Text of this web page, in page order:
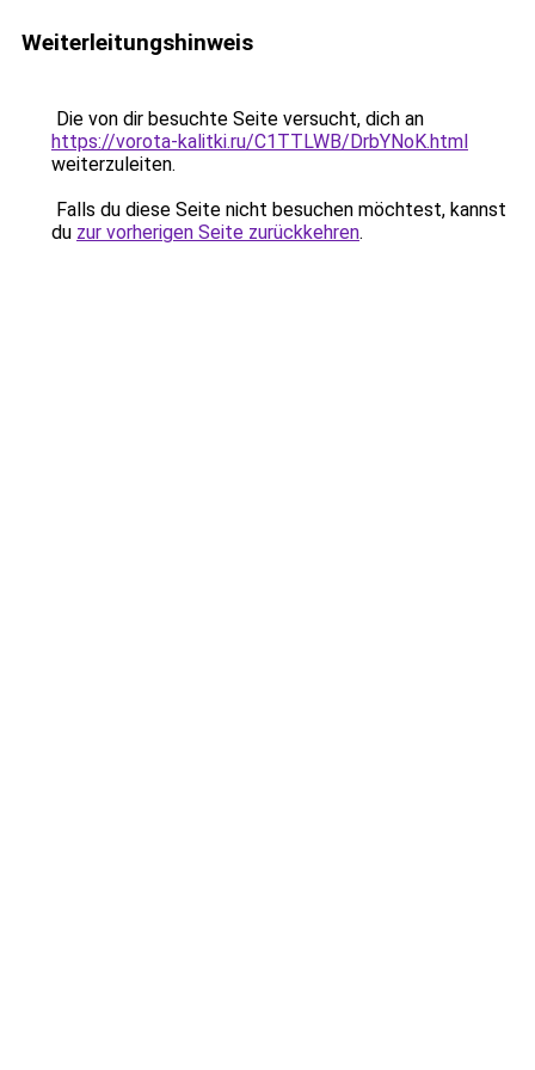
Weiterleitungshinweis
Die von dir besuchte Seite versucht, dich an
https://vorota-kalitki.ru/C1TTLWB/DrbYNoK.html
weiterzuleiten.
Falls du diese Seite nicht besuchen möchtest, kannst
du zur vorherigen Seite zurückkehren.